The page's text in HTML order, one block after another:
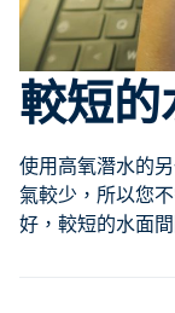
較短
使用高氧潛水的
氣較少，所以您
好，較短的水面